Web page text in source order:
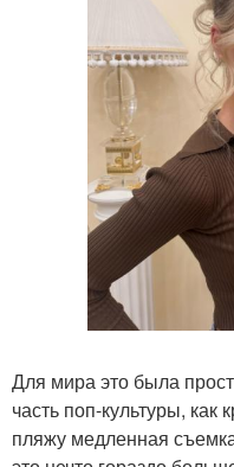
Для мира это была
часть поп-культуры,
пляжу медленная